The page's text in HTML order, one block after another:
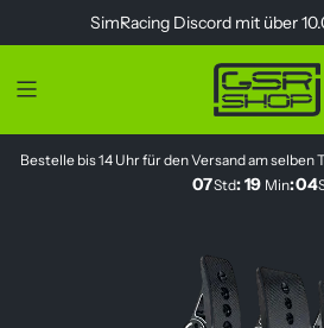
SimRacing Discord mit über
Bestelle bis 14 Uhr für den Versand am
07Std:19 Min:04